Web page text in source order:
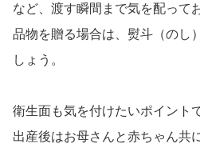
など、渡す瞬間まで気を配って
品物を贈る場合は、熨斗（のし
しょう。
衛生面も気を付けたいポイント
出産後はお母さんと赤ちゃん共